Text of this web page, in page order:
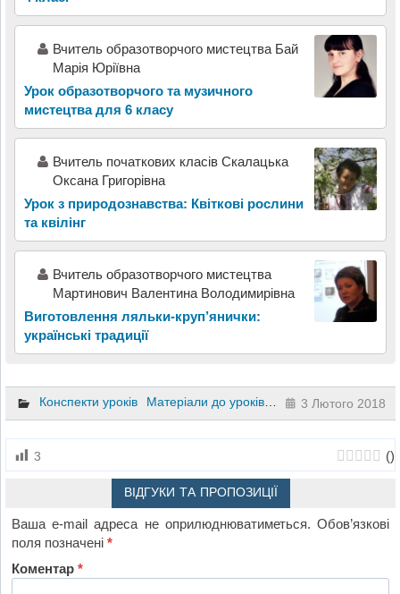
Вчитель образотворчого мистецтва Бай
Марія Юріївна
Урок образотворчого та музичного
мистецтва для 6 класу
Вчитель початкових класів Скалацька
Оксана Григорівна
Урок з природознавства: Квіткові рослини
та квілінг
Вчитель образотворчого мистецтва
Мартинович Валентина Володимирівна
Виготовлення ляльки-круп’янички:
українські традиції
Конспекти уроків Матеріали до уроків Літературне читання
3 Лютого 2018
3 ()
ВІДГУКИ ТА ПРОПОЗИЦІЇ
Ваша e-mail адреса не оприлюднюватиметься. Обов’язкові
поля позначені*
Коментар*